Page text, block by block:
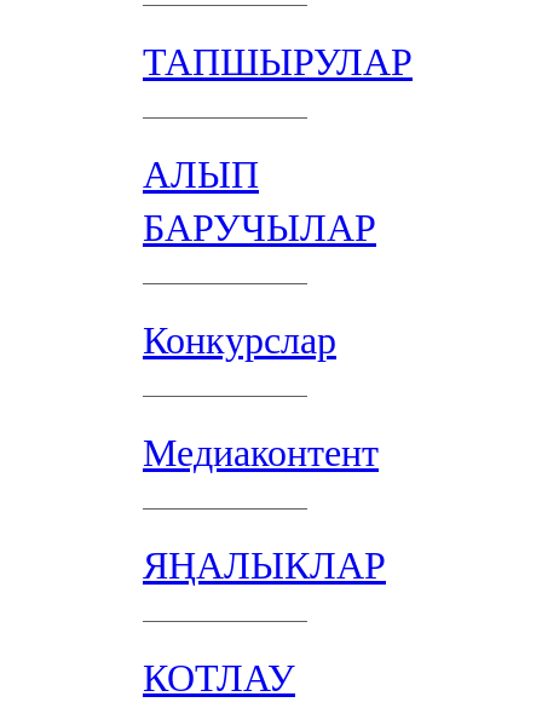
ТАПШЫРУЛАР
АЛЫП
БАРУЧЫЛАР
Конкурслар
Медиаконтент
ЯҢАЛЫКЛАР
КОТЛАУ